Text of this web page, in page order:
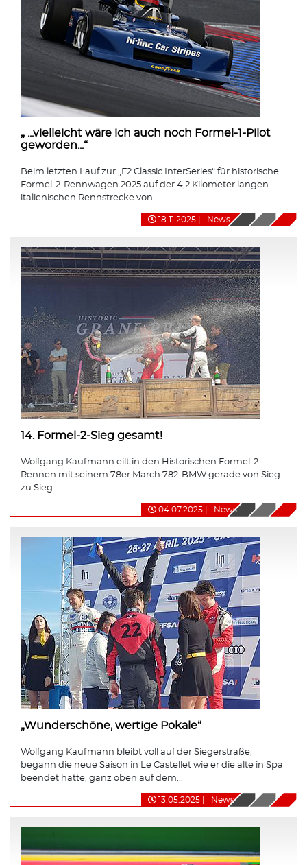
„ ...vielleicht wäre ich auch noch Formel-1-Pilot
geworden...“
Beim letzten Lauf zur „F2 Classic InterSeries“ für historische
Formel-2-Rennwagen 2025 auf der 4,2 Kilometer langen
italienischen Rennstrecke von...
18.11.2025 News
14. Formel-2-Sieg gesamt!
Wolfgang Kaufmann eilt in den Historischen Formel-2-
Rennen mit seinem 78er March 782-BMW gerade von Sieg
zu Sieg.
04.07.2025 News
„Wunderschöne, wertige Pokale“
Wolfgang Kaufmann bleibt voll auf der Siegerstraße,
begann die neue Saison in Le Castellet wie er die alte in Spa
beendet hatte, ganz oben auf dem...
13.05.2025 News